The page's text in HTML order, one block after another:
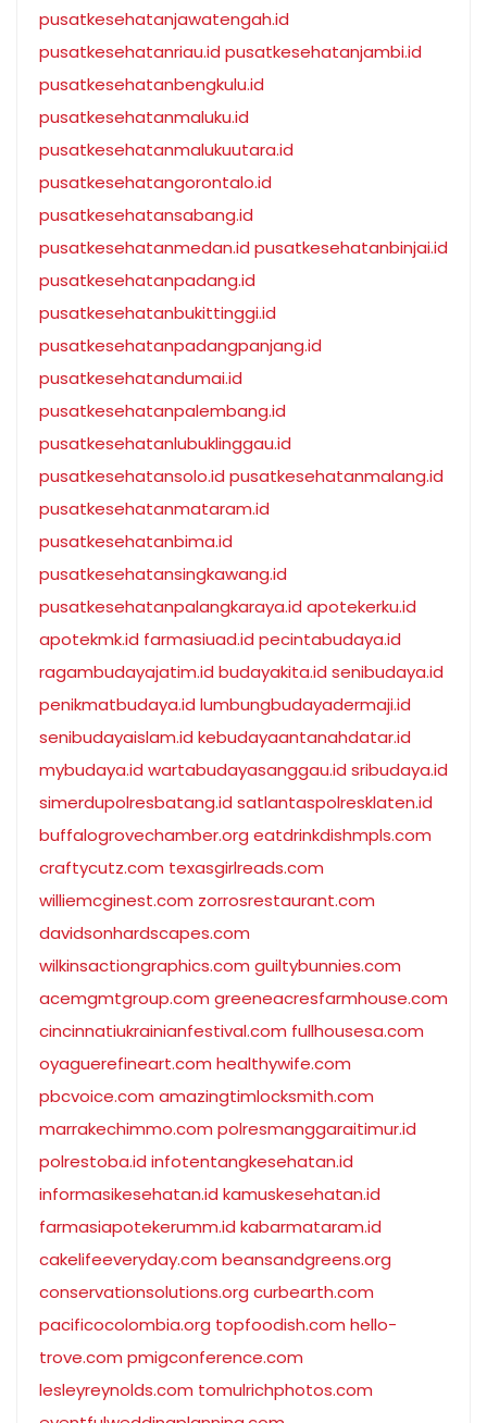
pusatkesehatanjawatengah.id
pusatkesehatanriau.id pusatkesehatanjambi.id
pusatkesehatanbengkulu.id
pusatkesehatanmaluku.id
pusatkesehatanmalukuutara.id
pusatkesehatangorontalo.id
pusatkesehatansabang.id
pusatkesehatanmedan.id pusatkesehatanbinjai.id
pusatkesehatanpadang.id
pusatkesehatanbukittinggi.id
pusatkesehatanpadangpanjang.id
pusatkesehatandumai.id
pusatkesehatanpalembang.id
pusatkesehatanlubuklinggau.id
pusatkesehatansolo.id pusatkesehatanmalang.id
pusatkesehatanmataram.id
pusatkesehatanbima.id
pusatkesehatansingkawang.id
pusatkesehatanpalangkaraya.id apotekerku.id
apotekmk.id farmasiuad.id pecintabudaya.id
ragambudayajatim.id budayakita.id senibudaya.id
penikmatbudaya.id lumbungbudayadermaji.id
senibudayaislam.id kebudayaantanahdatar.id
mybudaya.id wartabudayasanggau.id sribudaya.id
simerdupolresbatang.id satlantaspolresklaten.id
buffalogrovechamber.org eatdrinkdishmpls.com
craftycutz.com texasgirlreads.com
williemcginest.com zorrosrestaurant.com
davidsonhardscapes.com
wilkinsactiongraphics.com guiltybunnies.com
acemgmtgroup.com greeneacresfarmhouse.com
cincinnatiukrainianfestival.com fullhousesa.com
oyaguerefineart.com healthywife.com
pbcvoice.com amazingtimlocksmith.com
marrakechimmo.com polresmanggaraitimur.id
polrestoba.id infotentangkesehatan.id
informasikesehatan.id kamuskesehatan.id
farmasiapotekerumm.id kabarmataram.id
cakelifeeveryday.com beansandgreens.org
conservationsolutions.org curbearth.com
pacificocolombia.org topfoodish.com hello-
trove.com pmigconference.com
lesleyreynolds.com tomulrichphotos.com